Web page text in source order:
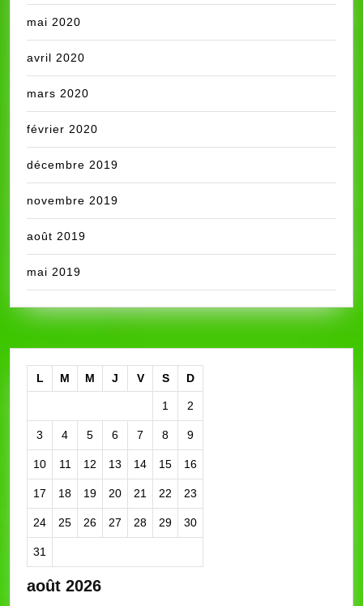
mai 2020
avril 2020
mars 2020
février 2020
décembre 2019
novembre 2019
août 2019
mai 2019
août 2026
L M M J V S D
1 2
3 4 5 6 7 8 9
10 11 12 13 14 15 16
17 18 19 20 21 22 23
24 25 26 27 28 29 30
31